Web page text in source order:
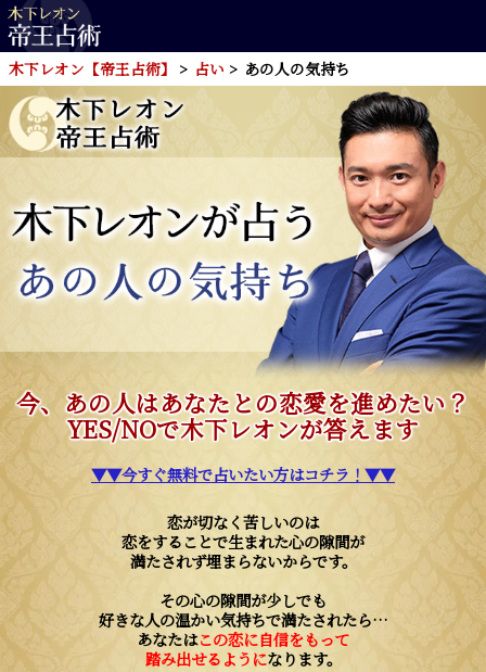
木下レオン【帝王占術】 占い あの人の気持ち
今、あの人はあなたとの恋愛を進めたい？
YES/NOで木下レオンが答えます
▼▼今すぐ無料で占いたい方はコチラ！▼▼
恋が切なく苦しいのは
恋をすることで生まれた心の隙間が
満たされず埋まらないからです。
その心の隙間が少しでも
好きな人の温かい気持ちで満たされたら…
あなたはこの恋に自信をもって
踏み出せるようになります。